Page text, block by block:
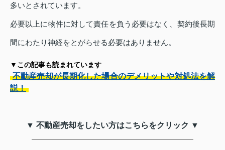
多いとされています。
必要以上に物件に対して責任を負う必要はなく、契約後長期
間にわたり神経をとがらせる必要はありません。
▼この記事も読まれています
不動産売却が長期化した場合のデメリットや対処法を解
説！
▼ 不動産売却をしたい方はこちらをクリック ▼